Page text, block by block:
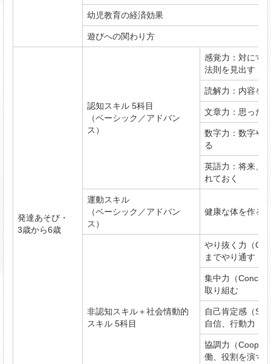
幼児教育の経済効果
遊びへの関わり方
発達あそび・
3歳から6歳
認知スキル 5科目
（ベーシック／アドバン
ス）
感覚力：対にす
法則を見出す
読解力：内容を
文章力：思った
数字力：数字や
る
英語力：将来、
れておく
運動スキル
（ベーシック／アドバン
ス）
健康な体を作る
非認知スキル＋社会情動的
スキル 5科目
やり抜く力（
までやり通す
集中力（
取り組む
自己肯定感（
自信、行動力
協調力（
働、役割を演ず